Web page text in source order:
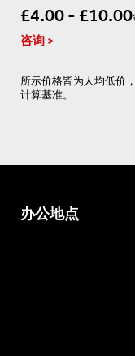
£4.00 - £10.00
咨询
所示价格皆为人均低价
计算基准。
办公地点